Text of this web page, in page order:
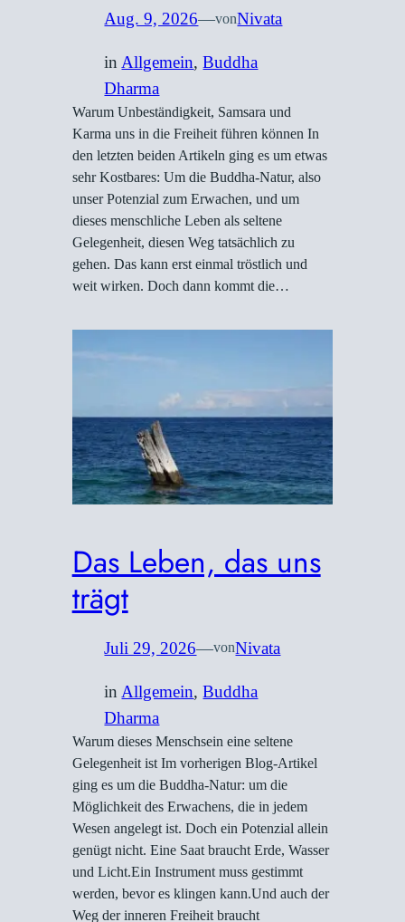
Aug. 9, 2026—vonNivata
inAllgemein, Buddha
Dharma
Warum Unbeständigkeit, Samsara und
Karma uns in die Freiheit führen können In
den letzten beiden Artikeln ging es um etwas
sehr Kostbares: Um die Buddha-Natur, also
unser Potenzial zum Erwachen, und um
dieses menschliche Leben als seltene
Gelegenheit, diesen Weg tatsächlich zu
gehen. Das kann erst einmal tröstlich und
weit wirken. Doch dann kommt die…
Das Leben, das uns
trägt
Juli 29, 2026—vonNivata
in Allgemein, Buddha
Dharma
Warum dieses Menschsein eine seltene
Gelegenheit ist Im vorherigen Blog-Artikel
ging es um die Buddha-Natur: um die
Möglichkeit des Erwachens, die in jedem
Wesen angelegt ist. Doch ein Potenzial allein
genügt nicht. Eine Saat braucht Erde, Wasser
und Licht.Ein Instrument muss gestimmt
werden, bevor es klingen kann.Und auch der
Weg der inneren Freiheit braucht